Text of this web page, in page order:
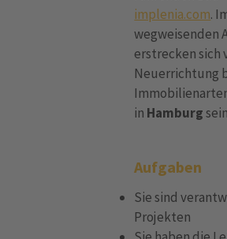
implenia.com.
wegweisenden
erstrecken sich
Neuerrichtung
in Hamburg
Aufgaben
Sie sind
Projekten